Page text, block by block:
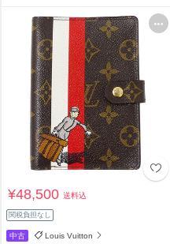
¥48,500送料込
関税負担なし
中古 Louis Vuitton